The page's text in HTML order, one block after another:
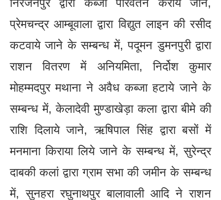
प्रेमचन्द्र आम्बूवाला द्वारा विद्युत लाइन की रसीद
कटवाये जाने के सम्बन्ध में, पदूमन डुमनपुरी द्वारा
राशन वितरण में अनियमिता, निर्दोश कुमार
मोहम्मदपुर मथाना ने अवैध कब्जा हटाये जाने के
सम्बन्ध में, केलादेवी मुण्डाखेड़ा कला द्वारा बीमे की
राशि दिलाये जाने, ऋषिपाल सिंह द्वारा बसों में
मनमाना किराया लिये जाने के सम्बन्ध में, सुरेन्द्र
दाबकी कलां द्वारा ग्राम सभा की जमीन के सम्बन्ध
में, सुनहरा रघुनाथपुर बालावाली आदि ने राशन